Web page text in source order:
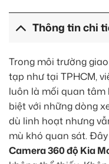
Thông tin chi
Trong môi trường
tạp như tại TPHCM,
luôn là mối quan
biệt với những dòng
dù linh hoạt nhưng
mù khó quan sát.
Camera 360 độ Kia